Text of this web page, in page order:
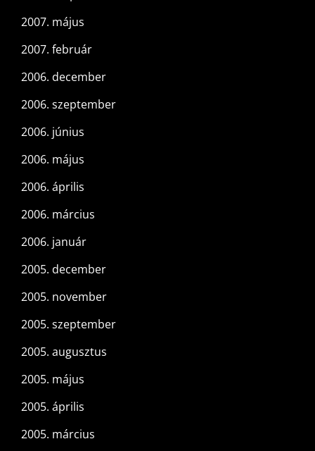
2007. május
2007. február
2006. december
2006. szeptember
2006. június
2006. május
2006. április
2006. március
2006. január
2005. december
2005. november
2005. szeptember
2005. augusztus
2005. május
2005. április
2005. március